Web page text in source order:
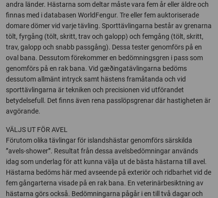
andra länder. Hästarna som deltar måste vara fem år eller äldre och
finnas med i databasen WorldFengur. Tre eller fem auktoriserade
domare dömer vid varje tävling. Sporttävlingarna består av grenarna
tölt, fyrgång (tölt, skritt, trav och galopp) och femgång (tölt, skritt,
trav, galopp och snabb passgång). Dessa tester genomförs på en
oval bana. Dessutom förekommer en bedömningsgren i pass som
genomförs på en rak bana. Vid gæðingatävlingarna bedöms
dessutom allmänt intryck samt hästens framåtanda och vid
sporttävlingarna är tekniken och precisionen vid utförandet
betydelsefull. Det finns även rena passlöpsgrenar där hastigheten är
avgörande.
VÄLJS UT FÖR AVEL
Förutom olika tävlingar för islandshästar genomförs särskilda
”avels-shower”. Resultat från dessa avelsbedömningar används
idag som underlag för att kunna välja ut de bästa hästarna till avel.
Hästarna bedöms här med avseende på exteriör och ridbarhet vid de
fem gångarterna visade på en rak bana. En veterinärbesiktning av
hästarna görs också. Bedömningarna pågår i en till två dagar och